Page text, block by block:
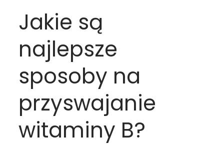
Jakie są
najlepsze
sposoby na
przyswajanie
witaminy B?